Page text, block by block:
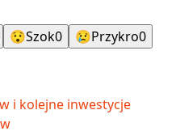
😯Szok0 😢Przykro0